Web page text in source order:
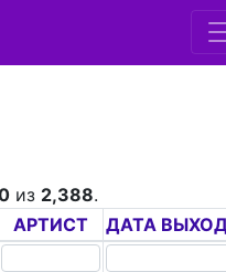
из 2,388.
АРТИСТ ДАТА